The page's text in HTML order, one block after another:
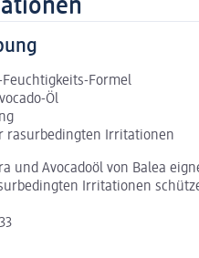
Formel
Öl
rasurbedingten Irritationen
und Avocadoöl von Balea
Irritationen